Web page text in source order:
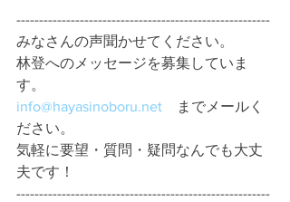
--------------------------------------------------------
みなさんの声聞かせてください。
林登へのメッセージを募集していま
す。
info@hayasinoboru.net までメールく
ださい。
気軽に要望・質問・疑問なんでも大丈
夫です！
--------------------------------------------------------